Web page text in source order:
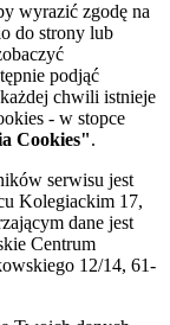
wyrazić zgodę na
do strony lub
podjąć
chwili istnieje
- w stopce
Cookies".
serwisu jest
Kolegiackim 17,
dane jest
Centrum
12/14, 61-